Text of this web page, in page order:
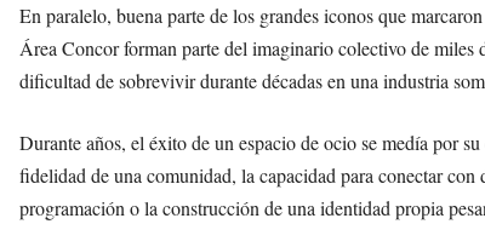
En paralelo, buena parte de los grandes iconos que
Área Concor forman parte del imaginario colectivo de miles
dificultad de sobrevivir durante décadas en una industria
Durante años, el éxito de un espacio de ocio se medía por
fidelidad de una comunidad, la capacidad para conectar
programación o la construcción de una identidad propia